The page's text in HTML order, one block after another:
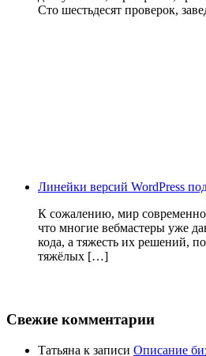
Сто шестьдесят проверок,
Линейки версий WordPress
К сожалению, мир
что многие вебмастеры уже
кода, а тяжесть их решений,
тяжёлых […]
Свежие комментарии
Татьяна к записи Описание